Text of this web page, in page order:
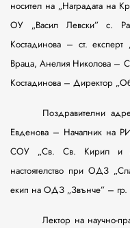
носител на „Наградата на
ОУ „Васил Левски” с.
Костадинова – ст.
Враца, Анелия Николова –
Костадинова – Директор
Поздравителни
Евденова – Началник на
СОУ „Св. Св. Кирил и
настоятелство при ОДЗ
екип на ОДЗ „Звънче” – гр.
Лектор на научно-